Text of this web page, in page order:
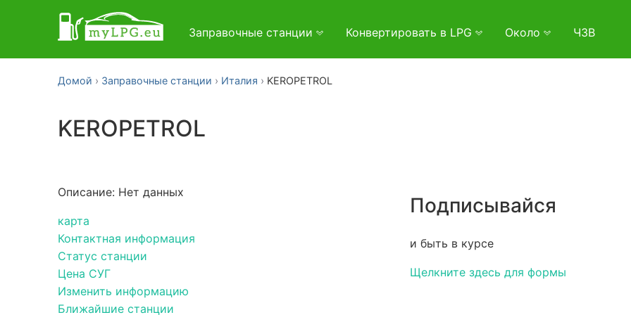
Заправочные станции Конвертировать в LPG Около ЧЗВ
Домой Заправочные станции Италия KEROPETROL
KEROPETROL
Описание: Нет данных
карта
Контактная информация
Статус станции
Цена СУГ
Изменить информацию
Ближайшие станции
Подписывайся
и быть в курсе
Щелкните здесь для формы